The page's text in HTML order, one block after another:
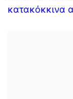
κατακόκκινα